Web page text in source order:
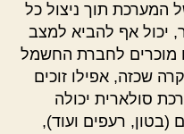
המערכת תוך ניצול כל
יכול אף להביא למצב
מוכרים לחברת החשמל
שכזה, אפילו זוכים
סולארית יכולה
(בטון, רעפים ועוד),